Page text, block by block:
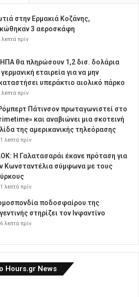
στην Ερμακιά Κοζάνης,
3 αεροσκάφη
λεπτά πρίν
ΗΠΑ θα πληρώσουν 1,2 δισ. δολάρια
εταιρεία για να μην
υπεράκτιο αιολικό πάρκο
λεπτά πρίν
Πάτινσον πρωταγωνιστεί στο
και αναβιώνει μια σκοτεινή
της αμερικανικής τηλεόρασης
λεπτά πρίν
Η Γαλατασαράι έκανε πρόταση για
Κωνσταντέλια σύμφωνα με τους
λεπτά πρίν
ποδοσφαίρου της
στηρίζει τον Ινφαντίνο
λεπτά πρίν
Hours.gr News